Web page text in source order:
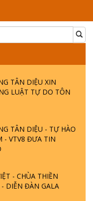
TÂN DIỆU XIN
LUẬT TỰ DO TÔN
TÂN DIỆU - TỰ HÀO
- VTV8 ĐƯA TIN
- CHÙA THIỀN
DIỄN ĐÀN GALA